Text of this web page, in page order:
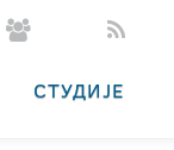
СТУДИЈЕ